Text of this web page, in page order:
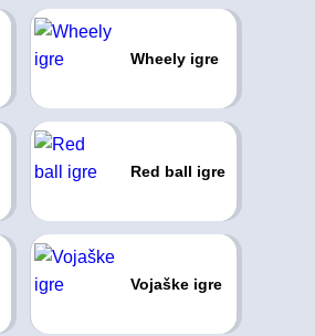
Wheely igre
Red ball igre
Vojaške igre